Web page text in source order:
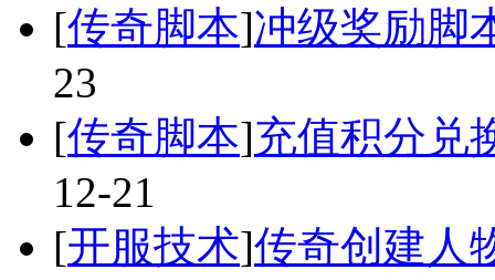
[传奇脚本]冲级奖励脚
23
[传奇脚本]充值积分兑
12-21
[开服技术]传奇创建人